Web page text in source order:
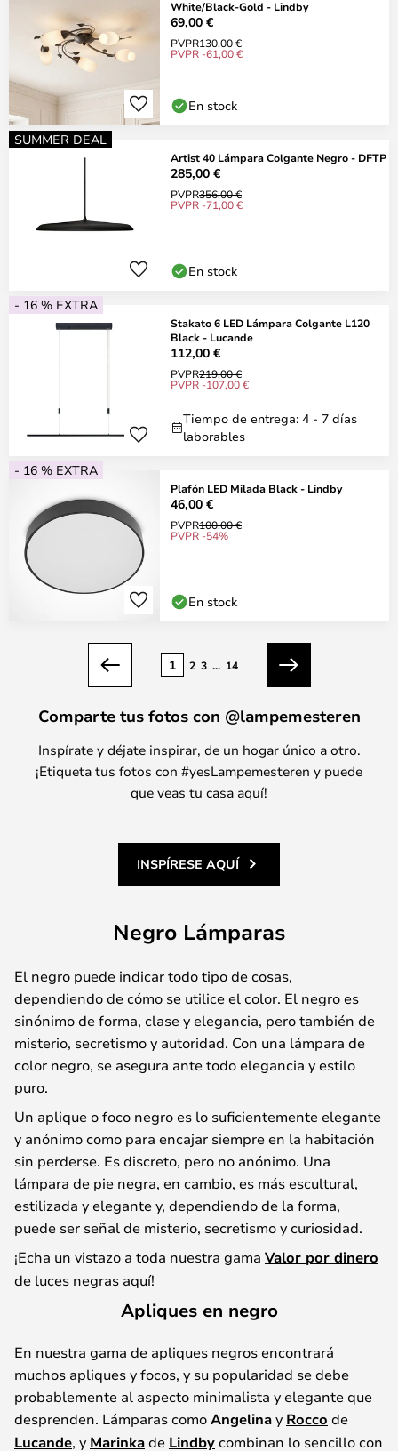
White/Black-Gold - Lindby
69,00 €
PVPR130,00 €
PVPR -61,00 €
En stock
SUMMER DEAL
Artist 40 Lámpara Colgante Negro - DFTP
285,00 €
PVPR356,00 €
PVPR -71,00 €
En stock
- 16 % EXTRA
Stakato 6 LED Lámpara Colgante L120
Black - Lucande
112,00 €
PVPR219,00 €
PVPR -107,00 €
Tiempo de entrega: 4 - 7 días
laborables
- 16 % EXTRA
Plafón LED Milada Black - Lindby
46,00 €
PVPR100,00 €
PVPR -54%
En stock
Anterior
1 2 3 ... 14
Siguiente
Comparte tus fotos con @lampemesteren
Inspírate y déjate inspirar, de un hogar único a otro.
¡Etiqueta tus fotos con #yesLampemesteren y puede
que veas tu casa aquí!
INSPÍRESE AQUÍ
Negro Lámparas
El negro puede indicar todo tipo de cosas,
dependiendo de cómo se utilice el color. El negro es
sinónimo de forma, clase y elegancia, pero también de
misterio, secretismo y autoridad. Con una lámpara de
color negro, se asegura ante todo elegancia y estilo
puro.
Un aplique o foco negro es lo suficientemente elegante
y anónimo como para encajar siempre en la habitación
sin perderse. Es discreto, pero no anónimo. Una
lámpara de pie negra, en cambio, es más escultural,
estilizada y elegante y, dependiendo de la forma,
puede ser señal de misterio, secretismo y curiosidad.
¡Echa un vistazo a toda nuestra gama Valor por dinero
de luces negras aquí!
Apliques en negro
En nuestra gama de apliques negros encontrará
muchos apliques y focos, y su popularidad se debe
probablemente al aspecto minimalista y elegante que
desprenden. Lámparas comoAngelinay Rocco de
Lucande, y Marinkade Lindbycombinan lo sencillo con